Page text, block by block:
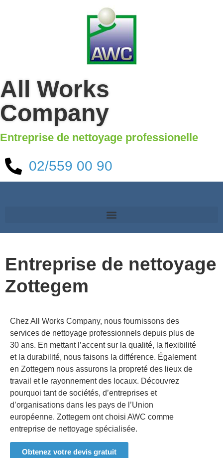
All Works
Company
Entreprise de nettoyage professionelle
02/559 00 90
Entreprise de nettoyage
Zottegem
Chez All Works Company, nous fournissons des
services de nettoyage professionnels depuis plus de
30 ans. En mettant l’accent sur la qualité, la flexibilité
et la durabilité, nous faisons la différence. Également
en Zottegem nous assurons la propreté des lieux de
travail et le rayonnement des locaux. Découvrez
pourquoi tant de sociétés, d’entreprises et
d’organisations dans les pays de l’Union
européenne. Zottegem ont choisi AWC comme
entreprise de nettoyage spécialisée.
Obtenez votre devis gratuit